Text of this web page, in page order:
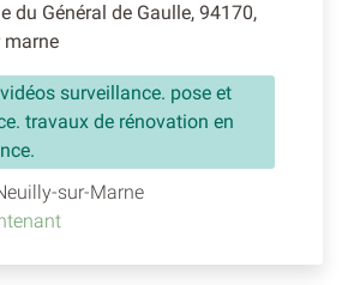
du Général de Gaulle, 94170,
marne
surveillance. pose et
travaux de rénovation en
sur-Marne